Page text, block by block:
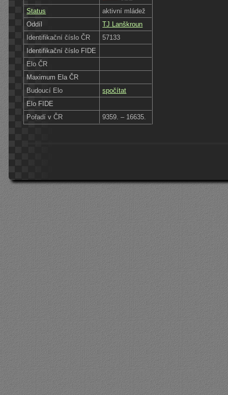
Status
aktivní mládež
Oddíl
TJ Lanškroun
Identifikační číslo ČR
57133
Identifikační číslo FIDE
Elo ČR
Maximum Ela ČR
Budoucí Elo
spočítat
Elo FIDE
Pořadí v ČR
9359. – 16635.